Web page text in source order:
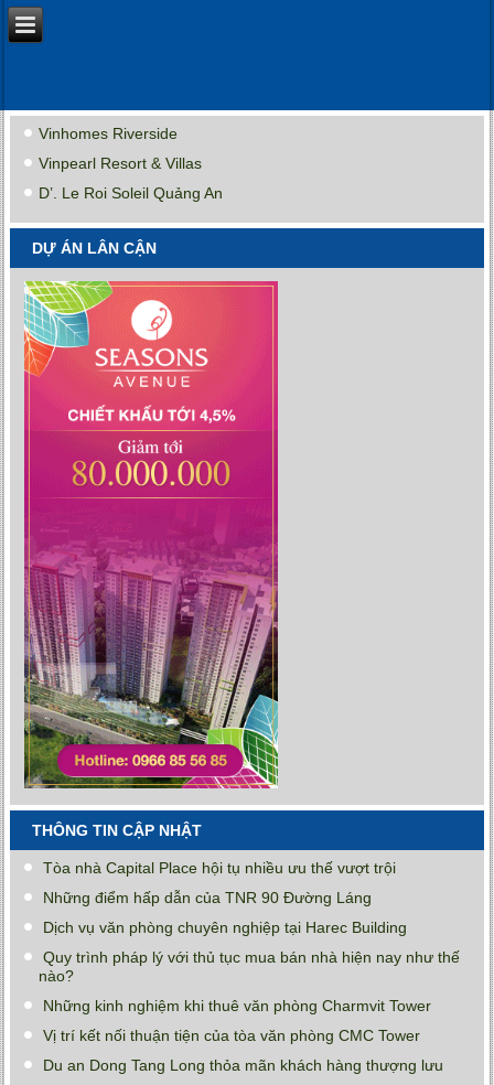
Vinhomes Riverside
Vinpearl Resort & Villas
D’. Le Roi Soleil Quảng An
DỰ ÁN LÂN CẬN
THÔNG TIN CẬP NHẬT
Tòa nhà Capital Place hội tụ nhiều ưu thế vượt trội
Những điểm hấp dẫn của TNR 90 Đường Láng
Dịch vụ văn phòng chuyên nghiệp tại Harec Building
Quy trình pháp lý với thủ tục mua bán nhà hiện nay như thế
nào?
Những kinh nghiệm khi thuê văn phòng Charmvit Tower
Vị trí kết nối thuận tiện của tòa văn phòng CMC Tower
Du an Dong Tang Long thỏa mãn khách hàng thượng lưu